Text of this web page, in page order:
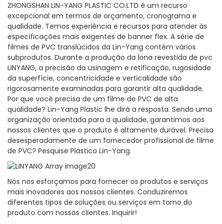
ZHONGSHAN LIN-YANG PLASTIC CO.LTD é um recurso
excepcional em termos de orçamento, cronograma e
qualidade. Temos experiência e recursos para atender às
especificações mais exigentes de banner flex. A série de
filmes de PVC translúcidos da Lin-Yang contém vários
subprodutos. Durante a produção da lona revestida de pvc
LINYANG, a precisão da usinagem e retificação, rugosidade
da superfície, concentricidade e verticalidade são
rigorosamente examinadas para garantir alta qualidade.
Por que você precisa de um filme de PVC de alta
qualidade? Lin-Yang Plastic lhe dirá a resposta. Sendo uma
organização orientada para a qualidade, garantimos aos
nossos clientes que o produto é altamente durável. Precisa
desesperadamente de um fornecedor profissional de filme
de PVC? Pesquise Plástico Lin-Yang.
Nós nos esforçamos para fornecer os produtos e serviços
mais inovadores aos nossos clientes. Conduziremos
diferentes tipos de soluções ou serviços em torno do
produto com nossos clientes. Inquirir!